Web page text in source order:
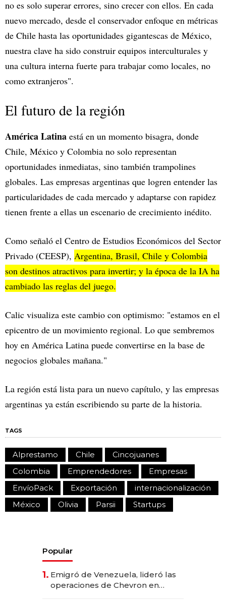
no es solo superar errores, sino crecer con ellos. En cada
nuevo mercado, desde el conservador enfoque en métricas
de Chile hasta las oportunidades gigantescas de México,
nuestra clave ha sido construir equipos interculturales y
una cultura interna fuerte para trabajar como locales, no
como extranjeros".
El futuro de la región
América Latina está en un momento bisagra, donde
Chile, México y Colombia no solo representan
oportunidades inmediatas, sino también trampolines
globales. Las empresas argentinas que logren entender las
particularidades de cada mercado y adaptarse con rapidez
tienen frente a ellas un escenario de crecimiento inédito.
Como señaló el Centro de Estudios Económicos del Sector
Privado (CEESP), Argentina, Brasil, Chile y Colombia
son destinos atractivos para invertir; y la época de la IA ha
cambiado las reglas del juego.
Calic visualiza este cambio con optimismo: "estamos en el
epicentro de un movimiento regional. Lo que sembremos
hoy en América Latina puede convertirse en la base de
negocios globales mañana."
La región está lista para un nuevo capítulo, y las empresas
argentinas ya están escribiendo su parte de la historia.
TAGS
Alprestamo Chile
Cincojuanes
Colombia
Emprendedores
Empresas
EnvíoPack
Exportación
internacionalización
México
Olivia Parsii Startups
Popular
1. Emigró de Venezuela, lideró las
operaciones de Chevron en